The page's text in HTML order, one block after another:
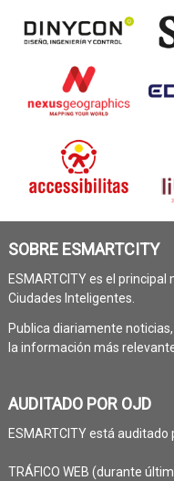
SOBRE ESMARTCITY
ESMARTCITY es el
Ciudades Inteligentes.
Publica diariamente
la información más
AUDITADO POR OJD
ESMARTCITY está auditado
TRÁFICO WEB (durante